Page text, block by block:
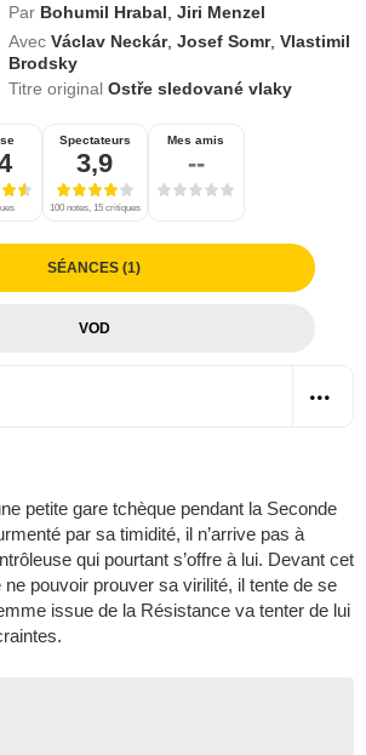
Par Bohumil Hrabal ,Jiri Menzel
Avec Václav Neckár,Josef Somr,Vlastimil
Brodsky
Titre originalOstře sledované vlaky
Spectateurs
3,9
100 notes, 15 critiques
Mes amis
--
SÉANCES (1)
VOD
petite gare tchèque pendant la Seconde
par sa timidité, il n’arrive pas à
qui pourtant s’offre à lui. Devant cet
pouvoir prouver sa virilité, il tente de se
issue de la Résistance va tenter de lui